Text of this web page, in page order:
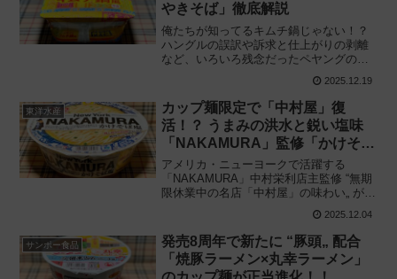
やきそば」徹底解説
俺たちが知ってるキムチ鍋じゃない！？
ハングルの誤訳や訴求と仕上がりの剥離
など、いろいろ残念だったペヤングの新
食品「ペヤング キムチ鍋風やきそば」を
食べてみた感想と評価・レビューです。
2025.12.19
東洋水産
カップ麺限定で「中村屋」復
活！？ うまみの洪水と鋭い塩味
「NAKAMURA」監修「かけそば
塩」が独創的！
アメリカ・ニューヨークで活躍する
「NAKAMURA」中村栄利店主監修 “無期
限休業中の名店「中村屋」の味わい„ がカ
ルちゃん 推しの一杯 NAKAMURA かけそ
ば塩」を食べてみた感想と評価・レビュ
ーです。
2025.12.04
サンポー食品
発売8周年で新たに “豚頭„ 配合
「焼豚ラーメン×丸幸ラーメン」